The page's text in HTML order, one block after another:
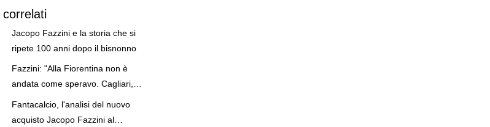
correlati
Jacopo Fazzini e la storia che si
ripete 100 anni dopo il bisnonno
Fazzini: "Alla Fiorentina non è
andata come speravo. Cagliari,
la scelta giusta"
Fantacalcio, l'analisi del nuovo
acquisto Jacopo Fazzini al